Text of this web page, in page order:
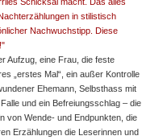
in stilistisch
Nachwuchstipp. Diese
Aufzug, eine Frau, die feste
„erstes Mal“, ein außer Kontrolle
Ehemann, Selbsthass mit
und ein Befreiungsschlag – die
von Wende- und Endpunkten, die
Erzählungen die Leserinnen und